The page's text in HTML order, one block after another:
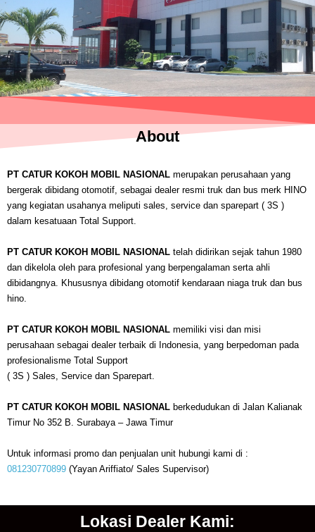
About
PT CATUR KOKOH MOBIL NASIONAL merupakan perusahaan yang
bergerak dibidang otomotif, sebagai dealer resmi truk dan bus merk HINO
yang kegiatan usahanya meliputi sales, service dan sparepart ( 3S )
dalam kesatuaan Total Support.
PT CATUR KOKOH MOBIL NASIONAL telah didirikan sejak tahun 1980
dan dikelola oleh para profesional yang berpengalaman serta ahli
dibidangnya. Khususnya dibidang otomotif kendaraan niaga truk dan bus
hino.
PT CATUR KOKOH MOBIL NASIONAL memiliki visi dan misi
perusahaan sebagai dealer terbaik di Indonesia, yang berpedoman pada
profesionalisme Total Support
( 3S ) Sales, Service dan Sparepart.
PT CATUR KOKOH MOBIL NASIONAL berkedudukan di Jalan Kalianak
Timur No 352 B. Surabaya – Jawa Timur
Untuk informasi promo dan penjualan unit hubungi kami di :
081230770899 (Yayan Ariffiato/ Sales Supervisor)
Lokasi Dealer Kami: